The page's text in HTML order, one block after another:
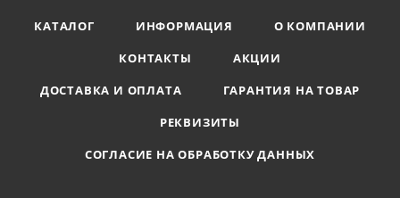
КАТАЛОГ ИНФОРМАЦИЯ
О КОМПАНИИ
КОНТАКТЫ
АКЦИИ
ДОСТАВКА И ОПЛАТА
ГАРАНТИЯ НА ТОВАР
РЕКВИЗИТЫ
СОГЛАСИЕ НА ОБРАБОТКУ ДАННЫХ